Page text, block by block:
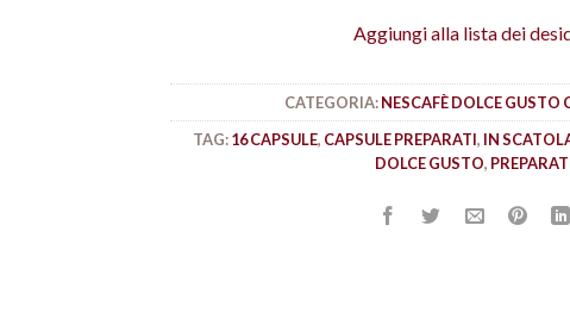
Aggiungi alla lista dei
CATEGORIA:NESCAFÈ DOLCE GUSTO
TAG:16 CAPSULE, CAPSULE PREPARATI, IN
DOLCE GUSTO,